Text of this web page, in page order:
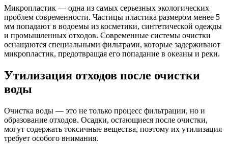
Микропластик — одна из самых серьезных экологических
проблем современности. Частицы пластика размером менее 5
мм попадают в водоемы из косметики, синтетической одежды
и промышленных отходов. Современные системы очистки
оснащаются специальными фильтрами, которые задерживают
микропластик, предотвращая его попадание в океаны и реки.
Утилизация отходов после очистки
воды
Очистка воды — это не только процесс фильтрации, но и
образование отходов. Осадки, остающиеся после очистки,
могут содержать токсичные вещества, поэтому их утилизация
требует особого внимания.